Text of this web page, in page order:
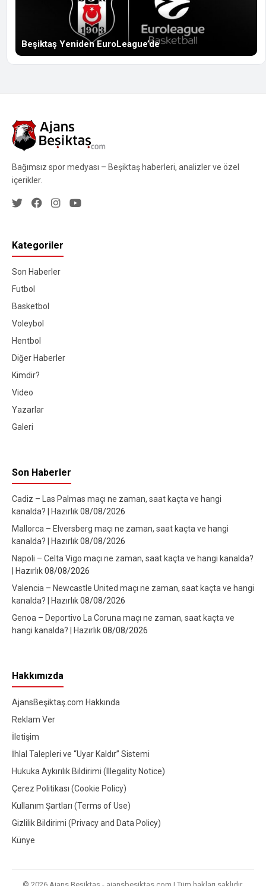
Beşiktaş Yeniden EuroLeague’de
Bağımsız spor medyası – Beşiktaş haberleri, analizler ve özel
içerikler.
Kategoriler
Son Haberler
Futbol
Basketbol
Voleybol
Hentbol
Diğer Haberler
Kimdir?
Video
Yazarlar
Galeri
Son Haberler
Cadiz – Las Palmas maçı ne zaman, saat kaçta ve hangi
kanalda? | Hazırlık08/08/2026
Mallorca – Elversberg maçı ne zaman, saat kaçta ve hangi
kanalda? | Hazırlık08/08/2026
Napoli – Celta Vigo maçı ne zaman, saat kaçta ve hangi kanalda?
| Hazırlık08/08/2026
Valencia – Newcastle United maçı ne zaman, saat kaçta ve hangi
kanalda? | Hazırlık08/08/2026
Genoa – Deportivo La Coruna maçı ne zaman, saat kaçta ve
hangi kanalda? | Hazırlık08/08/2026
Hakkımızda
AjansBeşiktaş.com Hakkında
Reklam Ver
İletişim
İhlal Talepleri ve “Uyar Kaldır” Sistemi
Hukuka Aykırılık Bildirimi (Illegality Notice)
Çerez Politikası (Cookie Policy)
Kullanım Şartları (Terms of Use)
Gizlilik Bildirimi (Privacy and Data Policy)
Künye